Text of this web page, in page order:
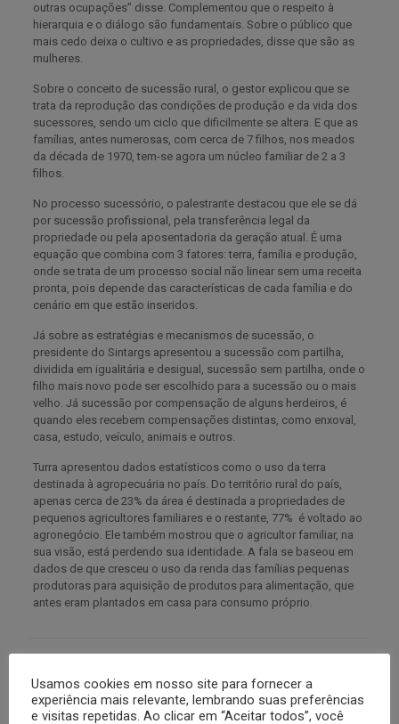
outras ocupações” disse. Complementou que o respeito à
hierarquia e o diálogo são fundamentais. Sobre o público que
mais cedo deixa o cultivo e as propriedades, disse que são as
mulheres.
Sobre o conceito de sucessão rural, o gestor explicou que se
trata da reprodução das condições de produção e da vida dos
sucessores, sendo um ciclo que dificilmente se altera. E que as
famílias, antes numerosas, com cerca de 7 filhos, nos meados
da década de 1970, tem-se agora um núcleo familiar de 2 a 3
filhos.
No processo sucessório, o palestrante destacou que ele se dá
por sucessão profissional, pela transferência legal da
propriedade ou pela aposentadoria da geração atual. É uma
equação que combina com 3 fatores: terra, família e produção,
onde se trata de um processo social não linear sem uma receita
pronta, pois depende das características de cada família e do
cenário em que estão inseridos.
Já sobre as estratégias e mecanismos de sucessão, o
presidente do Sintargs apresentou a sucessão com partilha,
dividida em igualitária e desigual, sucessão sem partilha, onde o
filho mais novo pode ser escolhido para a sucessão ou o mais
velho. Já sucessão por compensação de alguns herdeiros, é
quando eles recebem compensações distintas, como enxoval,
casa, estudo, veículo, animais e outros.
Turra apresentou dados estatísticos como o uso da terra
destinada à agropecuária no país. Do território rural do país,
apenas cerca de 23% da área é destinada a propriedades de
pequenos agricultores familiares e o restante, 77% é voltado ao
agronegócio. Ele também mostrou que o agricultor familiar, na
sua visão, está perdendo sua identidade. A fala se baseou em
dados de que cresceu o uso da renda das famílias pequenas
produtoras para aquisição de produtos para alimentação, que
antes eram plantados em casa para consumo próprio.
Usamos cookies em nosso site para fornecer a
experiência mais relevante, lembrando suas preferências
e visitas repetidas. Ao clicar em “Aceitar todos”, você